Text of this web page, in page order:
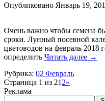
Опубликовано Январь 19,
Очень важно чтобы семена
сроки. Лунный посевной
цветоводов на февраль 2018
определить Читать далее →
Рубрика: 02 Февраль
Страница 1 из 21 2»
Реклама